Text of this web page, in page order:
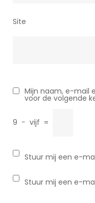
Site
Mijn naam, e-mail
voor de volgende
9 − vijf =
Stuur mij een e-
Stuur mij een e-